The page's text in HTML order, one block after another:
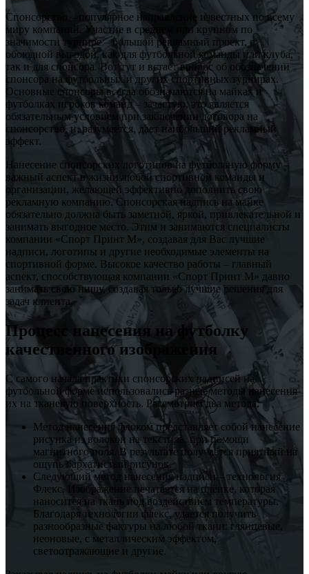
Спонсорство – популярное направление известных по всему
миру компаний. Участие в среднем или крупном по
значимости турнире – большой рекламный проект, с
обоюдной выгодой, как для футбольной команды или клуба,
так и для спонсора. Вот тут и встает вопрос об обозначении
спонсора на футбольных и других спортивных турнирах.
Основные спонсоры всегда обозначаются на майках и
футболках игроков команд – зачастую, это является
обязательным условием при заключении договора на
спонсорство, и, разумеется, дает наибольший рекламный
эффект.
Нанесение спонсорских логотипов на футбольную форму –
важный аспект в жизни любой спортивной команды и
организации, желающей эффективно дополнить свою
рекламную компанию. Спонсорская надпись на майке
обязательно должна быть заметной, яркой, привлекательной и
занимать выгодное место. Этим и занимаются специалисты
компании «Спорт Принт М», создавая для Вас лучшие
надписи, логотипы и другие необходимые элементы на
спортивной форме. Высокое качество работы – главный
аспект, способствующая компании «Спорт Принт М» давно
занимать свою нишу, создавая только лучшие решения для
задач клиента.
Процесс нанесения на футболку
качественного изображения
С самого начала практики спонсорских надписей на
футбольной форме использовались разные методы нанесения
их на тканевую поверхность. Рассмотрим два метода:
Метод нанесения флоком представляет собой нанесение
рисунка из волокон на текстиль, при помощи
магнитного поля. В результате получается приятный на
ощупь бархатистый рисунок.
Следующий метод нанесения надписи – технология
Флекс. Изображение печатается на плёнке, которая
наносится на ткань под воздействием температуры.
Благодаря технологии флекс, удается получить
разнообразные фактуры на любой ткани: глянцевые,
неоновые, с металлическим эффектом,
светоотражающие и другие.